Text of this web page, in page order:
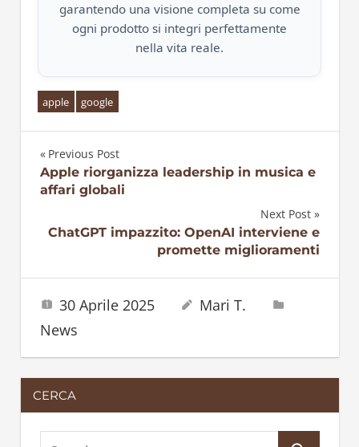
garantendo una visione completa su come
ogni prodotto si integri perfettamente
nella vita reale.
apple google
Navigazione
Previous Post
Apple riorganizza leadership in musica e
affari globali
Next Post
ChatGPT impazzito: OpenAI interviene e
promette miglioramenti
30 Aprile 2025
Mari T.
News
CERCA